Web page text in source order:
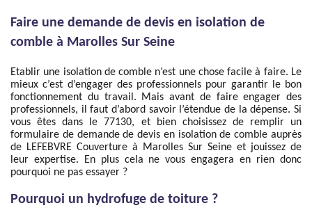
Faire une demande de devis en isolation de
comble à Marolles Sur Seine
Etablir une isolation de comble n’est une chose facile à faire. Le
mieux c’est d’engager des professionnels pour garantir le bon
fonctionnement du travail. Mais avant de faire engager des
professionnels, il faut d’abord savoir l’étendue de la dépense. Si
vous êtes dans le 77130, et bien choisissez de remplir un
formulaire de demande de devis en isolation de comble auprès
de LEFEBVRE Couverture à Marolles Sur Seine et jouissez de
leur expertise. En plus cela ne vous engagera en rien donc
pourquoi ne pas essayer ?
Pourquoi un hydrofuge de toiture ?